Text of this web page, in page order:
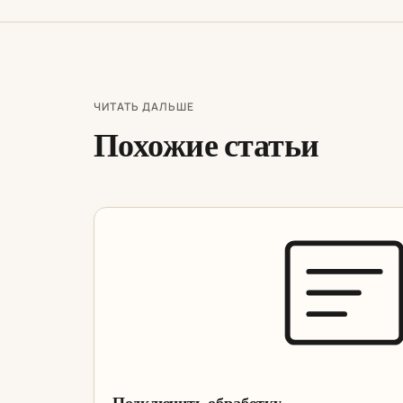
ЧИТАТЬ ДАЛЬШЕ
Похожие статьи